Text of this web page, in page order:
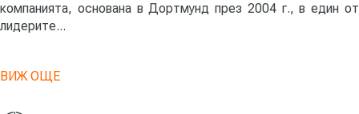
компанията, основана в Дортмунд през 2004 г., в един от
лидерите...
ВИЖ ОЩЕ